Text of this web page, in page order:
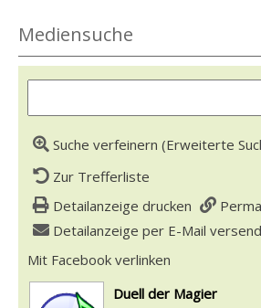
Mediensuche
Suche verfeinern (Erweiterte
Zur Trefferliste
Detailanzeige drucken
Detailanzeige per E-Mail
Mit Facebook verlinken
wird in neuem Tab
Duell der Magier